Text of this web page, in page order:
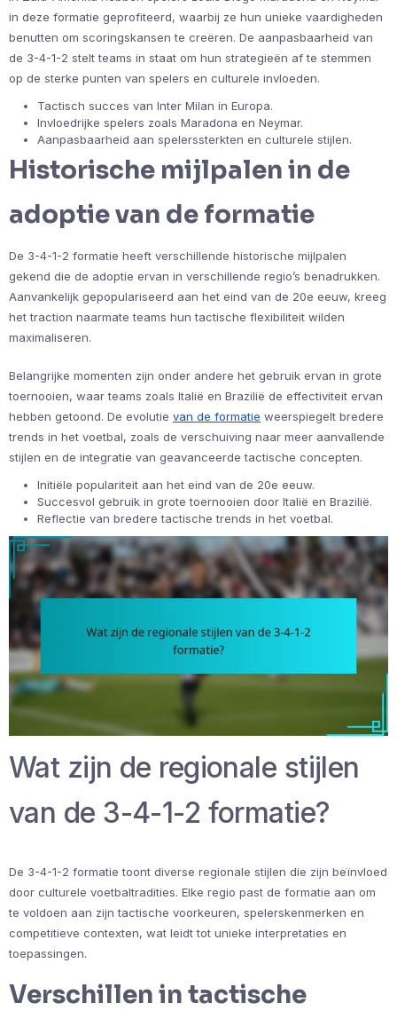
in deze formatie geprofiteerd, waarbij ze hun unieke vaardigheden
benutten om scoringskansen te creëren. De aanpasbaarheid van
de 3-4-1-2 stelt teams in staat om hun strategieën af te stemmen
op de sterke punten van spelers en culturele invloeden.
Tactisch succes van Inter Milan in Europa.
Invloedrijke spelers zoals Maradona en Neymar.
Aanpasbaarheid aan spelerssterkten en culturele stijlen.
Historische mijlpalen in de
adoptie van de formatie
De 3-4-1-2 formatie heeft verschillende historische mijlpalen
gekend die de adoptie ervan in verschillende regio’s benadrukken.
Aanvankelijk gepopulariseerd aan het eind van de 20e eeuw, kreeg
het traction naarmate teams hun tactische flexibiliteit wilden
maximaliseren.
Belangrijke momenten zijn onder andere het gebruik ervan in grote
toernooien, waar teams zoals Italië en Brazilië de effectiviteit ervan
hebben getoond. De evolutie van de formatie weerspiegelt bredere
trends in het voetbal, zoals de verschuiving naar meer aanvallende
stijlen en de integratie van geavanceerde tactische concepten.
Initiële populariteit aan het eind van de 20e eeuw.
Succesvol gebruik in grote toernooien door Italië en Brazilië.
Reflectie van bredere tactische trends in het voetbal.
Wat zijn de regionale stijlen
van de 3-4-1-2 formatie?
De 3-4-1-2 formatie toont diverse regionale stijlen die zijn beïnvloed
door culturele voetbaltradities. Elke regio past de formatie aan om
te voldoen aan zijn tactische voorkeuren, spelerskenmerken en
competitieve contexten, wat leidt tot unieke interpretaties en
toepassingen.
Verschillen in tactische